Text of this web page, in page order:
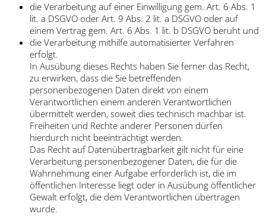
die Verarbeitung auf einer Einwilligung gem. Art. 6 Abs. 1
lit. a DSGVO oder Art. 9 Abs. 2 lit. a DSGVO oder auf
einem Vertrag gem. Art. 6 Abs. 1 lit. b DSGVO beruht und
die Verarbeitung mithilfe automatisierter Verfahren
erfolgt.
In Ausübung dieses Rechts haben Sie ferner das Recht,
zu erwirken, dass die Sie betreffenden
personenbezogenen Daten direkt von einem
Verantwortlichen einem anderen Verantwortlichen
übermittelt werden, soweit dies technisch machbar ist.
Freiheiten und Rechte anderer Personen dürfen
hierdurch nicht beeinträchtigt werden.
Das Recht auf Datenübertragbarkeit gilt nicht für eine
Verarbeitung personenbezogener Daten, die für die
Wahrnehmung einer Aufgabe erforderlich ist, die im
öffentlichen Interesse liegt oder in Ausübung öffentlicher
Gewalt erfolgt, die dem Verantwortlichen übertragen
wurde.